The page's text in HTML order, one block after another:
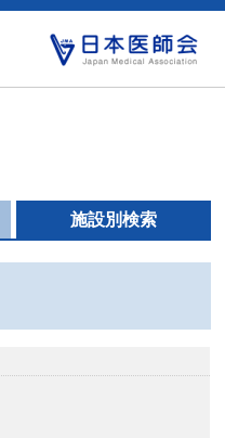
施設別検索